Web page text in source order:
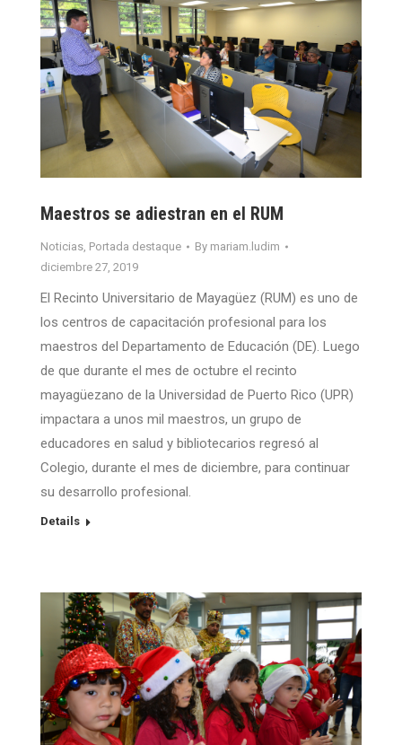
Maestros se adiestran en el RUM
Noticias, Portada destaque By mariam.ludim
diciembre 27, 2019
El Recinto Universitario de Mayagüez (RUM) es uno de
los centros de capacitación profesional para los
maestros del Departamento de Educación (DE). Luego
de que durante el mes de octubre el recinto
mayagüezano de la Universidad de Puerto Rico (UPR)
impactara a unos mil maestros, un grupo de
educadores en salud y bibliotecarios regresó al
Colegio, durante el mes de diciembre, para continuar
su desarrollo profesional.
Details